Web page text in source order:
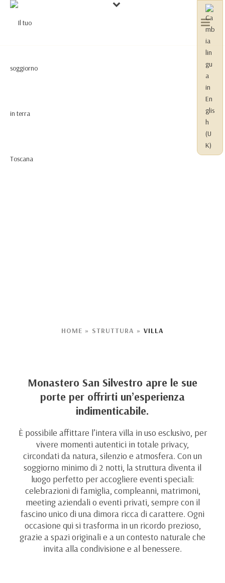
HOME » STRUTTURA » VILLA
Monastero San Silvestro apre le sue
porte per offrirti un’esperienza
indimenticabile.
È possibile affittare l’intera villa in uso esclusivo, per
vivere momenti autentici in totale privacy,
circondati da natura, silenzio e atmosfera. Con un
soggiorno minimo di 2 notti, la struttura diventa il
luogo perfetto per accogliere eventi speciali:
celebrazioni di famiglia, compleanni, matrimoni,
meeting aziendali o eventi privati, sempre con il
fascino unico di una dimora ricca di carattere. Ogni
occasione qui si trasforma in un ricordo prezioso,
grazie a spazi originali e a un contesto naturale che
invita alla condivisione e al benessere.